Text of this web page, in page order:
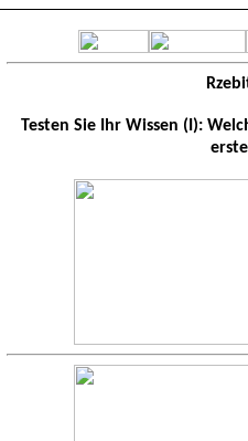
Testen Sie Ihr Wissen (I):